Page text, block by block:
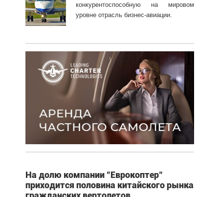
конкурентоспособную на мировом
уровне отрасль бизнес-авиации.
На долю компании "Еврокоптер"
приходится половина китайского рынка